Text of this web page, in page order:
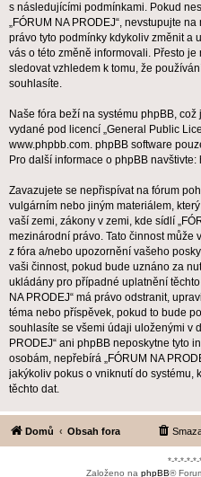
s následujícími podmínkami. Pokud
„FÓRUM NA PRODEJ“, nevstupujte
právo tyto podmínky kdykoliv změnit a
vás o této změně informovali. Přesto
sledovat vzhledem k tomu, že
souhlasíte.
Naše fóra beží na systému phpBB,
vydané pod licencí „General Public
www.phpbb.com. phpBB software
Pro další informace o phpBB navštivte:
Zavazujete se nepřispívat na fórum
vulgárním nebo jiným materiálem,
vaší zemi, zákony v zemi, kde sídlí
mezinárodní právo. Tato činnost může
z fóra a/nebo upozornění vašeho
vaši činnost, pokud bude uznáno za
ukládány pro případné uplatnění
NA PRODEJ“ má právo odstranit,
téma nebo příspěvek, pokud to bude
souhlasíte se všemi údaji uloženými v
PRODEJ“ ani phpBB neposkytne tyto
osobám, nepřebírá „FÓRUM NA
jakýkoliv pokus o vniknutí do systému,
těchto dat.
Domů Obsah fora
*-*-*-*-
Založeno na phpBB®